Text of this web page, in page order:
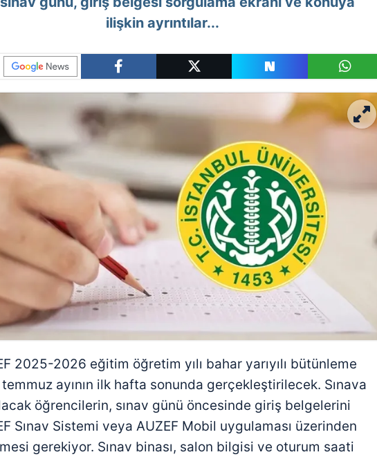
ilişkin ayrıntılar...
2025-2026 eğitim öğretim yılı bahar yarıyılı bütünleme
temmuz ayının ilk hafta sonunda gerçekleştirilecek. Sınava
öğrencilerin, sınav günü öncesinde giriş belgelerini
Sınav Sistemi veya AUZEF Mobil uygulaması üzerinden
gerekiyor. Sınav binası, salon bilgisi ve oturum saati